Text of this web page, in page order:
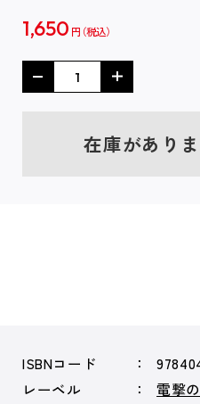
1,650 円
在庫があり
ISBNコード
レーベル
電撃